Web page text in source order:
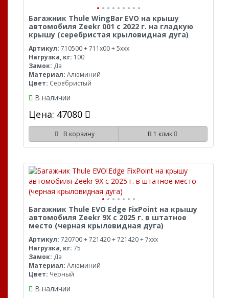
Багажник Thule WingBar EVO на крышу
автомобиля Zeekr 001 с 2022 г. на гладкую
крышу (серебристая крыловидная дуга)
Артикул: 710500 + 711x00 + 5xxx
Нагрузка, кг: 100
Замок: Да
Материал: Алюминий
Цвет: Серебристый
В наличии
Цена: 47080
В корзину В 1 клик
Багажник Thule EVO Edge FixPoint на крышу
автомобиля Zeekr 9X с 2025 г. в штатное
место (черная крыловидная дуга)
Артикул: 720700 + 721420 + 721420 + 7xxx
Нагрузка, кг: 75
Замок: Да
Материал: Алюминий
Цвет: Черный
В наличии